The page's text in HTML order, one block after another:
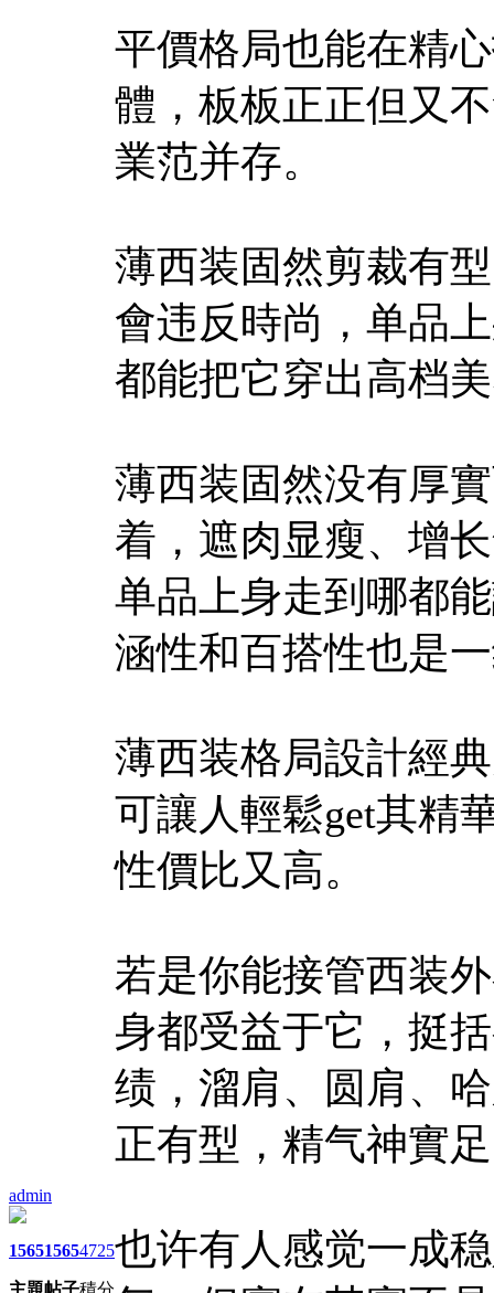
admin
1565
主題
1565
帖子
4725
積分
平價格局也能在精
體，板板正正但又
業范并存。
薄西装固然剪裁有
會违反時尚，单品
都能把它穿出高档
薄西装固然没有厚
着，遮肉显瘦、增
单品上身走到哪都
涵性和百搭性也是
薄西装格局設計經
可讓人輕鬆get其精
性價比又高。
若是你能接管西装
身都受益于它，挺
绩，溜肩、圆肩、
正有型，精气神實
也许有人感觉一成